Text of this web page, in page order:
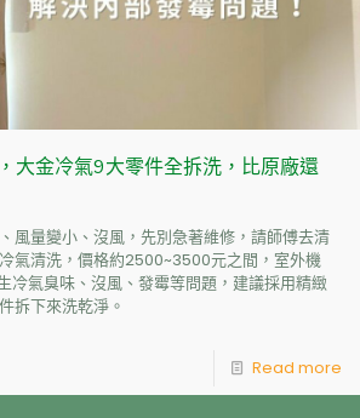
大金冷氣9大零件全拆洗，比原廠還
風量變小、沒風，先別急著維修，請師傅去清
氣清洗，價格約2500~3500元之間，室外機
冷氣臭味、沒風、發霉等問題，建議採用精緻
拆下來洗乾淨。
Read more